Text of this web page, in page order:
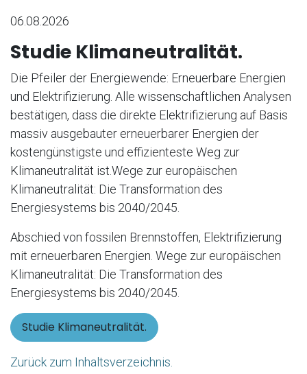
06.08.2026
Studie Klimaneutralität.
Die Pfeiler der Energiewende: Erneuerbare Energien
und Elektrifizierung. Alle wissenschaftlichen Analysen
bestätigen, dass die direkte Elektrifizierung auf Basis
massiv ausgebauter erneuerbarer Energien der
kostengünstigste und effizienteste Weg zur
Klimaneutralität ist.Wege zur europäischen
Klimaneutralität: Die Transformation des
Energiesystems bis 2040/2045.
Abschied von fossilen Brennstoffen, Elektrifizierung
mit erneuerbaren Energien. Wege zur europäischen
Klimaneutralität: Die Transformation des
Energiesystems bis 2040/2045.
Studie Klimaneutralität.
Zurück zum Inhaltsverzeichnis.